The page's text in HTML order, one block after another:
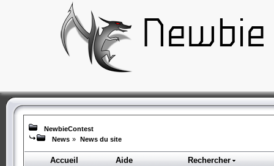
NewbieContest
News » News du site
Accueil Aide Rechercher